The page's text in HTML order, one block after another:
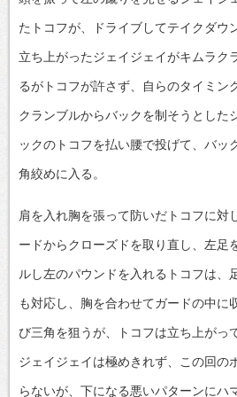
たトコフが、ドライブしてテイクダウ
立ち上がったジェイジェイがキムラク
るがトコフが許さず、自らのタイミン
クランブルからバックを制そうとした
ックのトコフを払い腰で投げて、バッ
角絞めに入る。
肩を入れ胸を張って防いだトコフに対
ードからクローズドを取り直し、左足
ルし左のパウンドを入れるトコフは、
も対応し、胸を合わせてガードの中に
び三角を狙うが、トコフは立ち上がっ
ジェイジェイは極めきれず、この回の
らないが、下になる悪いパターンにハ